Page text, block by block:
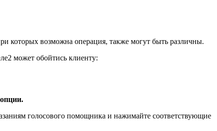
которых возможна операция, также могут быть различны.
может обойтись клиенту:
голосового помощника и нажимайте соответствующие